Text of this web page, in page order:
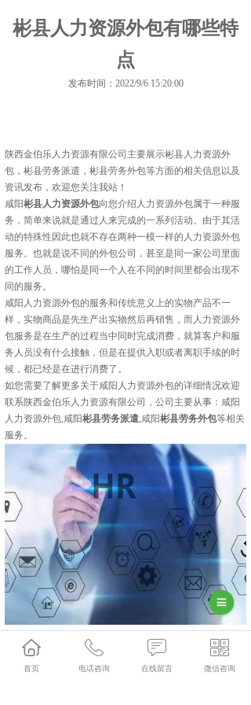
彬县人力资源外包有哪些特
点
发布时间：2022/9/6 15:20:00
陕西金伯乐人力资源有限公司主要展示彬县人力资源外
包 ，彬县劳务派遣，彬县劳务外包等方面的相关信息以及
资讯发布，欢迎您关注我站！
咸阳彬县人力资源外包向您介绍人力资源外包属于一种服
务，简单来说就是通过人来完成的一系列活动。由于其活
动的特殊性因此也就不存在两种一模一样的人力资源外包
服务。也就是说不同的外包公司，甚至是同一家公司里面
的工作人员，哪怕是同一个人在不同的时间里都会出现不
同的服务。
咸阳人力资源外包的服务和传统意义上的实物产品不一
样，实物商品是先生产出实物然后再销售，而人力资源外
包服务是在生产的过程当中同时完成消费，就算客户和服
务人员没有什么接触，但是在提供入职或者离职手续的时
候，都已经是在进行消费了。
如您需要了解更多关于咸阳人力资源外包的详细情况欢迎
联系陕西金伯乐人力资源有限公司，公司主要从事：咸阳
人力资源外包,咸阳彬县劳务派遣,咸阳彬县劳务外包等相关
服务。
彬县人力资源外包口碑怎么样？彬县劳务派遣哪里好？彬
县劳务外包找哪家？陕西金伯乐人力资源有限公司专业从
首页 电话咨询 在线留言 微信咨询